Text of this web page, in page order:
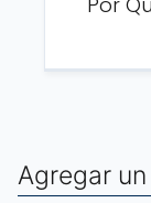
Agregar